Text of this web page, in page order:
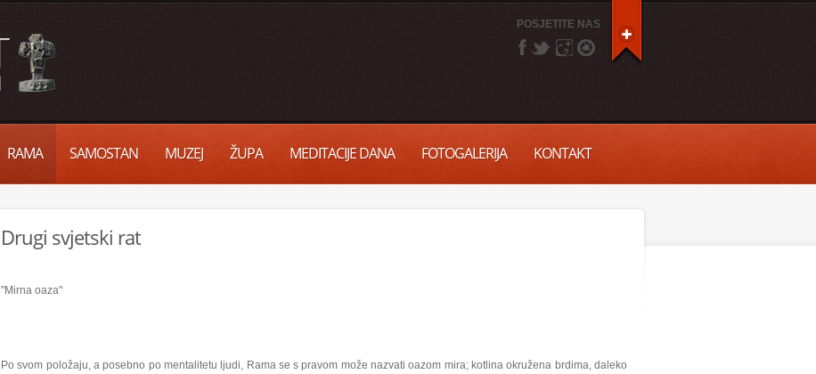
POSJETITE NAS
RAMA SAMOSTAN MUZEJ ŽUPA MEDITACIJE DANA FOTOGALERIJA KONTAKT
Drugi svjetski rat
"Mirna oaza"
Po svom položaju, a posebno po mentalitetu ljudi, Rama se s pravom može nazvati oazom mira; kotlina okružena brdima, daleko